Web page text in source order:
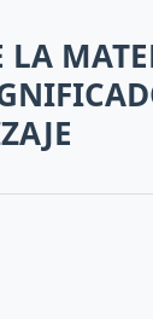
LA